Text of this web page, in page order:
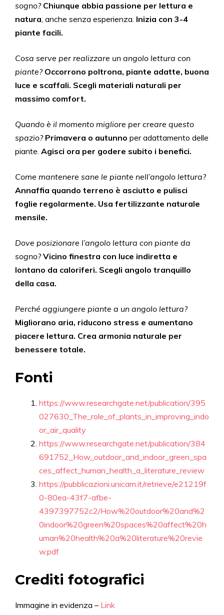
sogno? Chiunque abbia passione per lettura e
natura, anche senza esperienza. Inizia con 3-4
piante facili.
Cosa serve per realizzare un angolo lettura con
piante? Occorrono poltrona, piante adatte, buona
luce e scaffali. Scegli materiali naturali per
massimo comfort.
Quando è il momento migliore per creare questo
spazio? Primavera o autunno per adattamento delle
piante. Agisci ora per godere subito i benefici.
Come mantenere sane le piante nell’angolo lettura?
Annaffia quando terreno è asciutto e pulisci
foglie regolarmente. Usa fertilizzante naturale
mensile.
Dove posizionare l’angolo lettura con piante da
sogno? Vicino finestra con luce indiretta e
lontano da caloriferi. Scegli angolo tranquillo
della casa.
Perché aggiungere piante a un angolo lettura?
Migliorano aria, riducono stress e aumentano
piacere lettura. Crea armonia naturale per
benessere totale.
Fonti
https://www.researchgate.net/publication/395
027630_The_role_of_plants_in_improving_indo
or_air_quality
https://www.researchgate.net/publication/384
691752_How_outdoor_and_indoor_green_spa
ces_affect_human_health_a_literature_review
https://pubblicazioni.unicam.it/retrieve/e21219f
0-80ea-43f7-afbe-
4397397752c2/How%20outdoor%20and%2
0indoor%20green%20spaces%20affect%20h
uman%20health%20a%20literature%20revie
w.pdf
Crediti fotografici
Immagine in evidenza – Link